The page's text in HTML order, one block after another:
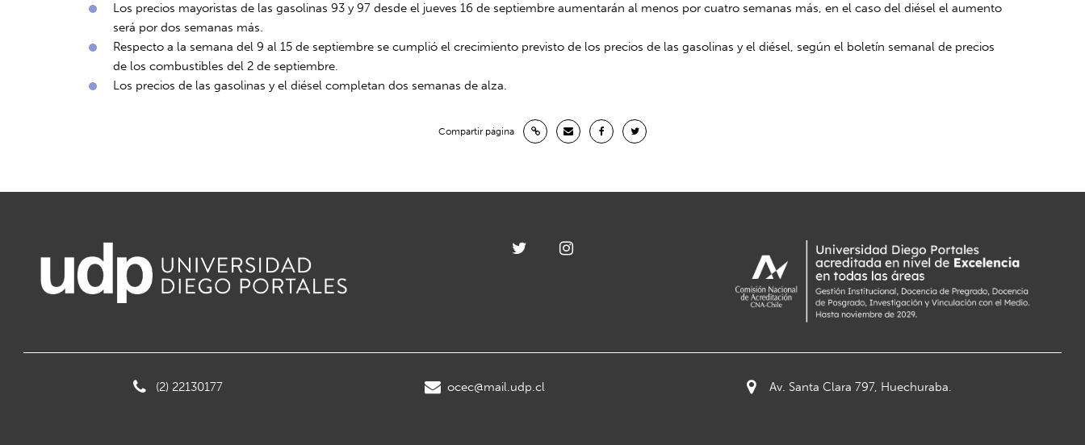
Los precios mayoristas de las gasolinas 93 y 97 desde el jueves 16 de septiembre aumentarán al menos por cuatro semanas más, en el caso del diésel el aumento
será por dos semanas más.
Respecto a la semana del 9 al 15 de septiembre se cumplió el crecimiento previsto de los precios de las gasolinas y el diésel, según el boletín semanal de precios
de los combustibles del 2 de septiembre.
Los precios de las gasolinas y el diésel completan dos semanas de alza.
Compartir página
(2) 22130177 ocec@mail.udp.cl Av. Santa Clara 797, Huechuraba.